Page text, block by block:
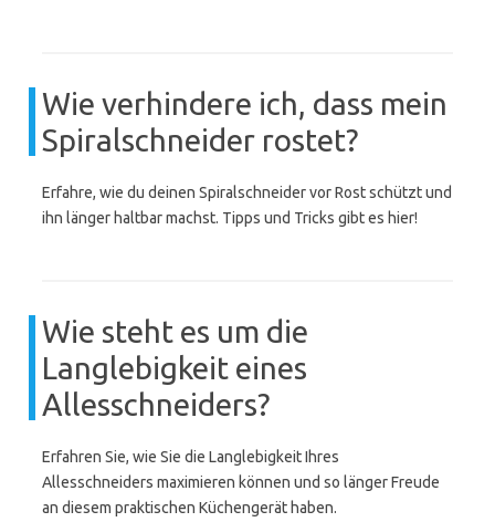
Wie verhindere ich, dass mein
Spiralschneider rostet?
Erfahre, wie du deinen Spiralschneider vor Rost schützt und
ihn länger haltbar machst. Tipps und Tricks gibt es hier!
Wie steht es um die
Langlebigkeit eines
Allesschneiders?
Erfahren Sie, wie Sie die Langlebigkeit Ihres
Allesschneiders maximieren können und so länger Freude
an diesem praktischen Küchengerät haben.